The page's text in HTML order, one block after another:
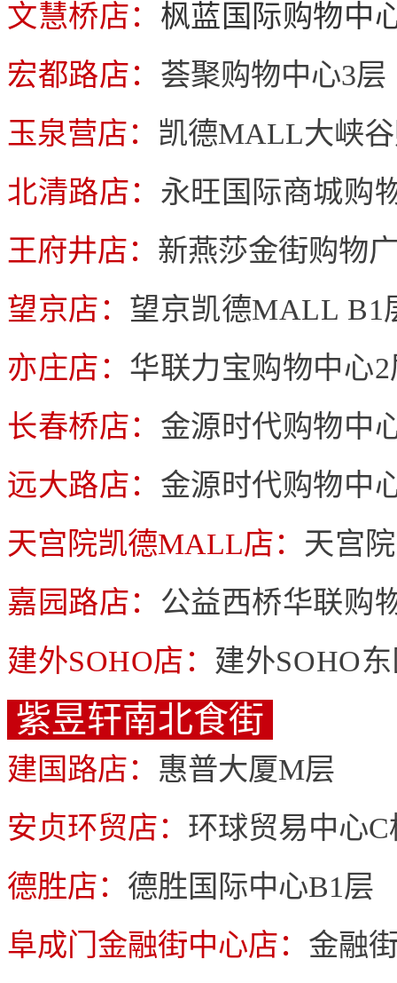
文慧桥店： 枫蓝国际购物中
宏都路店： 荟聚购物中心3层
玉泉营店： 凯德MALL大峡
北清路店： 永旺国际商城购
王府井店： 新燕莎金街购物
望京店： 望京凯德MALL B1
亦庄店： 华联力宝购物中心2
长春桥店： 金源时代购物中
远大路店： 金源时代购物中
天宫院凯德MALL店： 天宫
嘉园路店： 公益西桥华联购
建外SOHO店： 建外SOHO
紫昱轩南北食街
建国路店： 惠普大厦M层
安贞环贸店： 环球贸易中心
德胜店： 德胜国际中心B1层
阜成门金融街中心店： 金融